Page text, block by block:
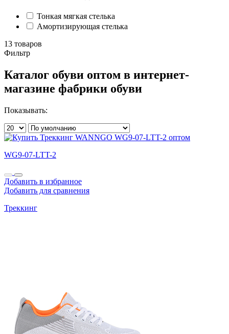
Тонкая мягкая стелька
Амортизирующая стелька
13 товаров
Фильтр
Каталог обуви оптом в интернет-
магазине фабрики обуви
Показывать:
WG9-07-LTT-2
Добавить в избранное
Добавить для сравнения
Треккинг